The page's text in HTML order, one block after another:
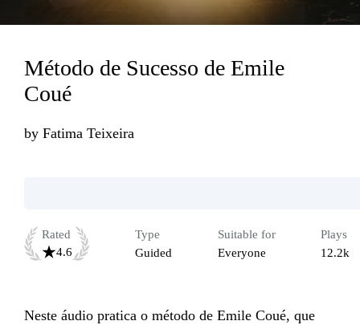
Método de Sucesso de Emile
Coué
by Fatima Teixeira
Rated
4.6
Type
Guided
Suitable for
Everyone
Plays
12.2k
Neste áudio pratica o método de Emile Coué, que